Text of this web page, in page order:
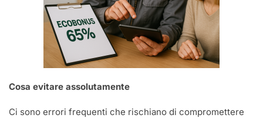
Cosa evitare assolutamente
Ci sono errori frequenti che rischiano di compromettere